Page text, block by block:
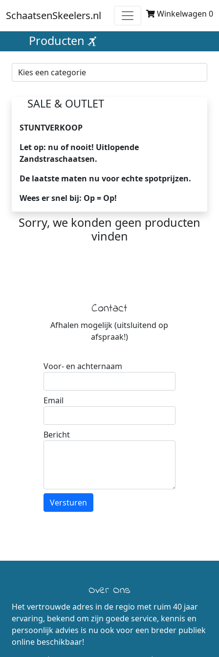
SchaatsenSkeelers.nl Winkelwagen 0
Producten
SALE & OUTLET
STUNTVERKOOP
Let op: nu of nooit! Uitlopende
Zandstraschaatsen.
De laatste maten nu voor echte spotprijzen.
Wees er snel bij: Op = Op!
Sorry, we konden geen producten
vinden
Contact
Afhalen mogelijk (uitsluitend op
afspraak!)
Voor- en achternaam
Email
Bericht
Over Ons
Het vertrouwde adres in de regio met ruim 40 jaar
ervaring, bekend om zijn goede service, kennis en
persoonlijk advies is nu ook voor een breder publiek
online beschikbaar!